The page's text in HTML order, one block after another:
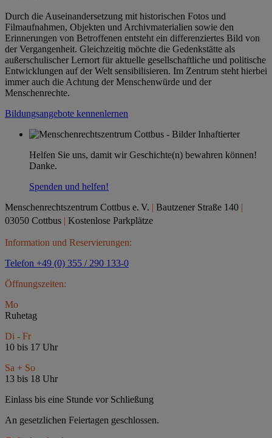
Durch die Auseinandersetzung mit historischen Fotos und
Filmaufnahmen, Objekten und Archivmaterialien sowie den
Erinnerungen von Betroffenen entsteht ein differenziertes Bild von
der Vergangenheit. Gleichzeitig möchte die Gedenkstätte als
außerschulischer Lernort für aktuelle gesellschaftliche und politische
Entwicklungen auf der Welt sensibilisieren. Im Zentrum steht hierbei
immer auch die Achtung der Menschenwürde und der
Menschenrechte.
Bildungsangebote kennenlernen
Helfen Sie uns, damit wir Geschichte(n) bewahren können!
Danke.
Spenden und helfen!
Menschenrechtszentrum Cottbus e. V. | Bautzener Straße 140 |
03050 Cottbus | Kostenlose Parkplätze
Information und Reservierungen:
Telefon +49 (0) 355 / 290 133-0
Öffnungszeiten:
Mo
Ruhetag
Di - Fr
10 bis 17 Uhr
Sa + So
13 bis 18 Uhr
Einlass bis eine Stunde vor Schließung
An gesetzlichen Feiertagen geschlossen.